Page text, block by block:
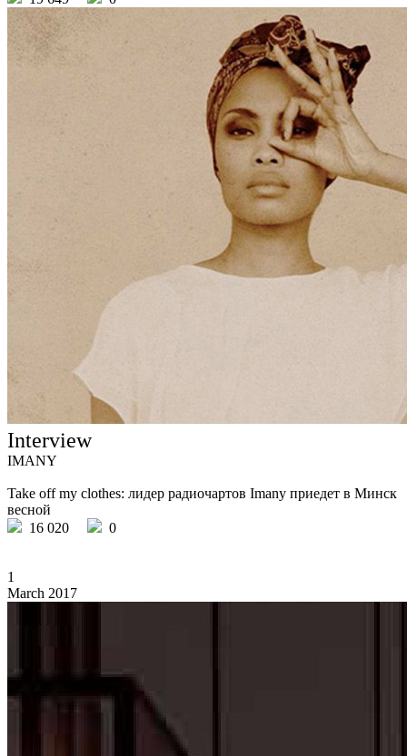
Interview
IMANY
Take off my clothes: лидер радиочартов Imany приедет в Минск
весной
16 020
0
1
March 2017